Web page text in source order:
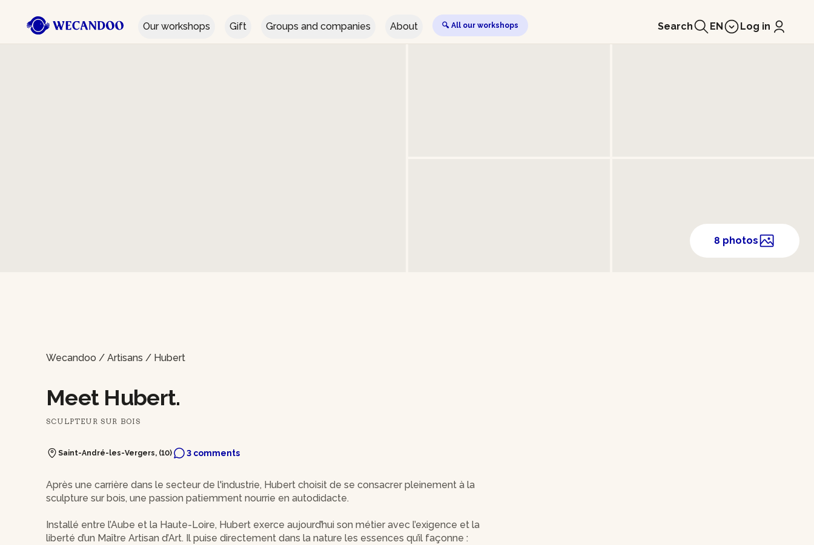
Our workshops Gift Groups and companies About 🔍 All our workshops Search EN Log in
8 photos
Wecandoo / Artisans / Hubert
Meet Hubert.
SCULPTEUR SUR BOIS
Saint-André-les-Vergers, (10) 3 comments
Après une carrière dans le secteur de l'industrie, Hubert choisit de se consacrer pleinement à la
sculpture sur bois, une passion patiemment nourrie en autodidacte.
Installé entre l’Aube et la Haute-Loire, Hubert exerce aujourd’hui son métier avec l’exigence et la
liberté d’un Maître Artisan d’Art. Il puise directement dans la nature les essences qu’il façonne :